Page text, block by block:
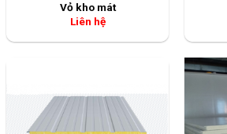
Vỏ kho mát
Liên hệ